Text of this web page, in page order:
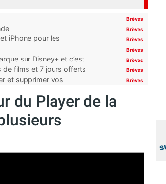
Brèves
Brèves
iPhone pour les
Brèves
Brèves
sur Disney+ et c’est
Brèves
de films et 7 jours offerts Brèves
et supprimer vos
Brèves
du Player de la